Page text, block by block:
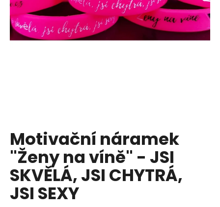
Motivační náramek
"Ženy na víně" - JSI
SKVĚLÁ, JSI CHYTRÁ,
JSI SEXY
a
j
í
D
o
p
o
r